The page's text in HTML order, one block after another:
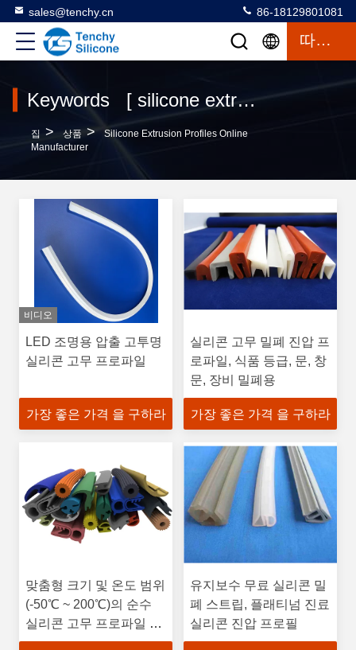
sales@tenchy.cn 86-18129801081
따옴표
Keywords [ silicone extrusion profiles ] Match 37 상품
집 > 상품 >
Silicone Extrusion Profiles Online
Manufacturer
비디오
LED 조명용 압출 고투명
실리콘 고무 프로파일
가장 좋은 가격 을 구하라
실리콘 고무 밀폐 진압 프
로파일, 식품 등급, 문, 창
문, 장비 밀폐용
가장 좋은 가격 을 구하라
맞춤형 크기 및 온도 범위
(-50℃ ~ 200℃)의 순수
실리콘 고무 프로파일 및
씰 스트립
유지보수 무료 실리콘 밀
폐 스트립, 플래티넘 진료
실리콘 진압 프로필